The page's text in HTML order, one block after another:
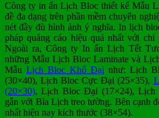
Công ty in ấn Lịch Bloc thiết kế Mẫu
đề đa dạng trên phần mềm chuyên
nét đầy đù hình ảnh ý nghĩa. In lịch
pháp quảng cáo hiệu quả nhất với
Ngoài ra, Công ty In ấn Lịch Tết
những Mẫu Lịch Bloc Laminate và
Mẫu Lịch Bloc Khổ Đại như: Lịch
(30×40), Lịch Bloc Cực Đại (25×35),
(20×30), Lịch Bloc Đại (17×24),
gắn với Bìa Lịch treo tường. Bên cạnh
nhất hiện nay kích thước (38×54).